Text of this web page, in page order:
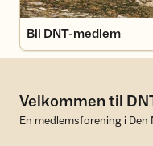
Bli DNT-medlem
Velkommen til
En medlemsforening i